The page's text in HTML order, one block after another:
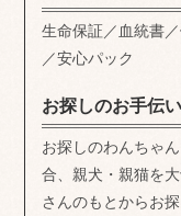
生命保証／血統書
／安心パック
お探しのお手伝い
お探しのわんちゃ
合、親犬・親猫を
さんのもとからお